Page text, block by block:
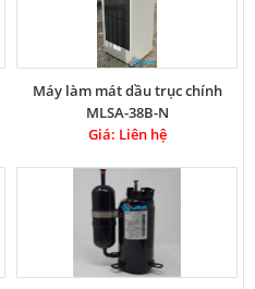
Máy làm mát dầu trục chính
MLSA-38B-N
Giá: Liên hệ